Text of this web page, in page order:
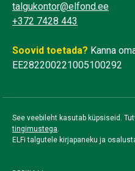
talgukontor@elfond.ee
+372 7428 443
Soovid toetada? Kanna
EE282200221005100292
See veebileht kasutab küpsiseid.
tingimustega.
ELFi talgutele kirjapaneku ja